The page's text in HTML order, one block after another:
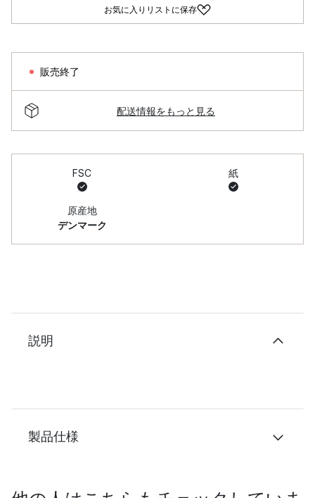
お気に入りリストに保存
販売終了
配送情報をもっと見る
FSC 紙
原産地
デンマーク
説明
製品仕様